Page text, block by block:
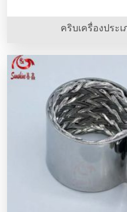
คริบเครื่องประ
คริบเครื่องประเภท M จาก
ประกอบทำความร้อนซิลิค
คุณ